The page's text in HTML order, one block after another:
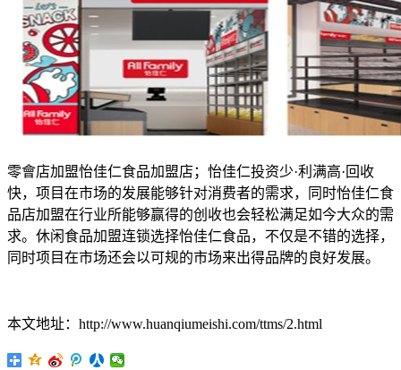
零會店加盟怡佳仁食品加盟店；怡佳仁投资少·利满高·回收
快，项目在市场的发展能够针对消费者的需求，同时怡佳仁食
品店加盟在行业所能够赢得的创收也会轻松满足如今大众的需
求。休闲食品加盟连锁选择怡佳仁食品，不仅是不错的选择，
同时项目在市场还会以可规的市场来出得品牌的良好发展。
本文地址：http://www.huanqiumeishi.com/ttms/2.html